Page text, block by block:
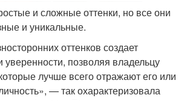
и сложные оттенки, но все они
и уникальные.
оттенков создает
позволяя владельцу
лучше всего отражают его или
— так охарактеризовала